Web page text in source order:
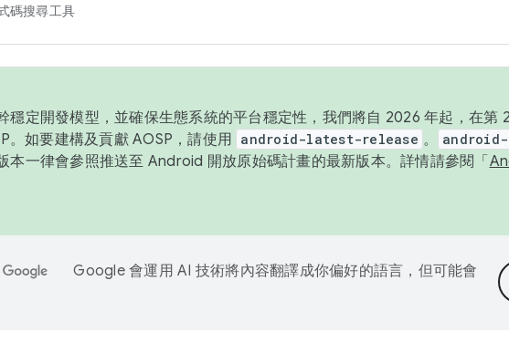
碼搜尋工具
穩定開發模型，並確保生態系統的平台穩定性，我們將自 2026 年起，在第
。如要建構及貢獻 AOSP，請使用 android-latest-release 。
本一律會參照推送至 Android 開放原始碼計畫的最新版本。詳情請參閱「
Google 會運用 AI 技術將內容翻譯成你偏好的語言，但可能會